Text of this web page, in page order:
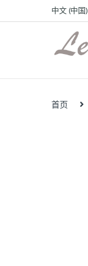
to
to
中文 (中国)
首页